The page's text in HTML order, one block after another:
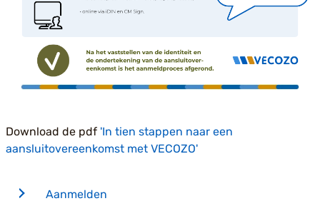
Download de pdf 'In tien stappen naar een
aansluitovereenkomst met VECOZO'
Aanmelden